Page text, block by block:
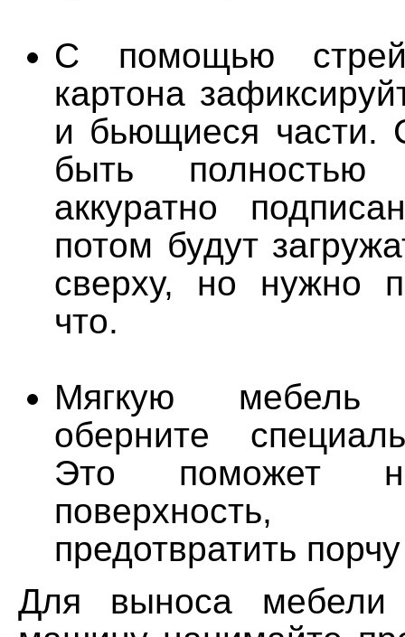
С помощью
картона
и бьющиеся части.
быть
аккуратно
потом будут
сверху, но нужно
что.
Мягкую
оберните
Это поможет
предотвратить
Для выноса мебели